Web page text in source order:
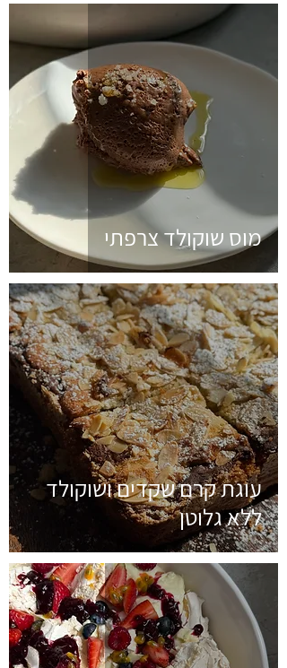
מוס שוקולד צרפתי
עוגת קרם שקדים ושוקולד
ללא גלוטן